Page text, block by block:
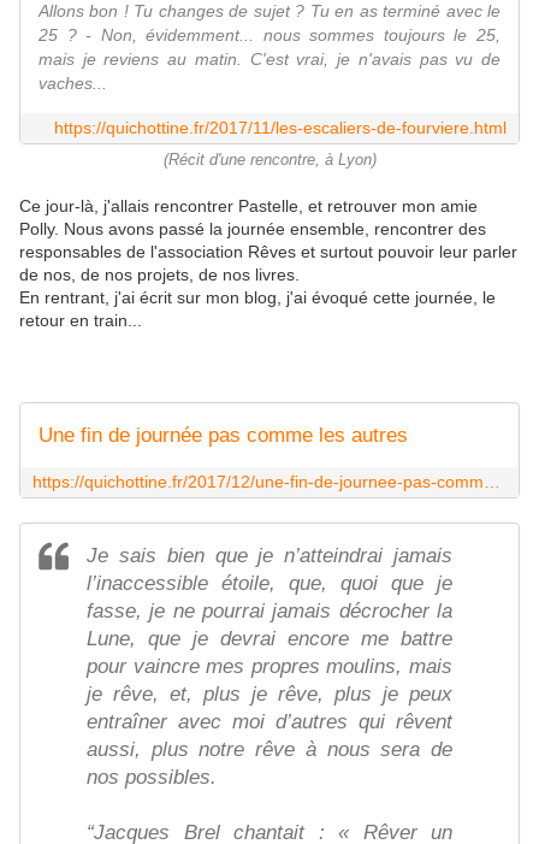
Allons bon ! Tu changes de sujet ? Tu en as terminé avec le
25 ? - Non, évidemment... nous sommes toujours le 25,
mais je reviens au matin. C'est vrai, je n'avais pas vu de
vaches...
https://quichottine.fr/2017/11/les-escaliers-de-fourviere.html
(Récit d'une rencontre, à Lyon)
Ce jour-là, j'allais rencontrer Pastelle, et retrouver mon amie
Polly. Nous avons passé la journée ensemble, rencontrer des
responsables de l'association Rêves et surtout pouvoir leur parler
de nos, de nos projets, de nos livres.
En rentrant, j'ai écrit sur mon blog, j'ai évoqué cette journée, le
retour en train...
Une fin de journée pas comme les autres
Je sais bien que je n’atteindrai jamais
l’inaccessible étoile, que, quoi que je
fasse, je ne pourrai jamais décrocher la
Lune, que je devrai encore me battre
pour vaincre mes propres moulins, mais
je rêve, et, plus je rêve, plus je peux
entraîner avec moi d’autres qui rêvent
aussi, plus notre rêve à nous sera de
nos possibles.
“Jacques Brel chantait : « Rêver un